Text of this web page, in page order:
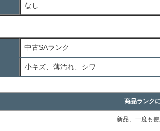
なし
中古SAランク
小キズ、薄汚れ、シワ
商品ランク
新品、一度も